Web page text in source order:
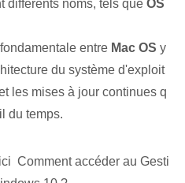
différents noms, tels que OS
entre Mac OS y
du système d'exploit
les mises à jour continues q
du temps.
Comment accéder au Gesti